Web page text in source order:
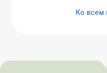
Ко всем